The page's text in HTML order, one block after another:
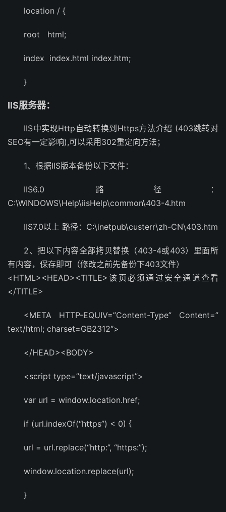
location / {
root html;
index index.html index.htm;
}
IIS服务器：
IIS中实现Http自动转换到Https方法介绍 (403跳转对
SEO有一定影响),可以采用302重定向方法；
1、根据IIS版本备份以下文件：
IIS6.0 路径：
C:\WINDOWS\Help\iisHelp\common\403-4.htm
IIS7.0以上 路径：C:\inetpub\custerr\zh-CN\403.htm
2、把以下内容全部拷贝替换（403-4或403）里面所
有内容，保存即可（修改之前先备份下403文件）
<HTML><HEAD><TITLE>该页必须通过安全通道查看
</TITLE>
<META HTTP-EQUIV=”Content-Type” Content=”
text/html; charset=GB2312″>
</HEAD><BODY>
<script type=”text/javascript”>
var url = window.location.href;
if (url.indexOf(“https”) < 0) {
url = url.replace(“http:”, “https:”);
window.location.replace(url);
}